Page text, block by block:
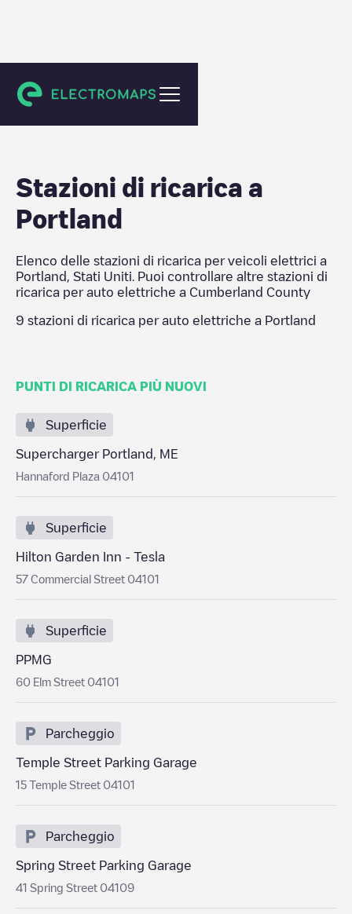
Cumberland County
Stazioni di ricarica a
Portland
Elenco delle stazioni di ricarica per veicoli elettrici a
Portland
Stati Uniti . Puoi controllare altre stazioni di
ricarica per auto elettriche a Cumberland County
9 stazioni di ricarica per auto elettriche a Portland
PUNTI DI RICARICA PIÙ NUOVI
Superficie
Supercharger Portland, ME
Hannaford Plaza 04101
Superficie
Hilton Garden Inn - Tesla
57 Commercial Street 04101
Superficie
PPMG
60 Elm Street 04101
Parcheggio
Temple Street Parking Garage
15 Temple Street 04101
Parcheggio
Spring Street Parking Garage
41 Spring Street 04109